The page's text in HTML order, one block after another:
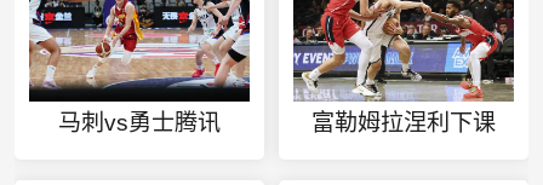
马刺vs勇士腾讯 富勒姆拉涅利下课